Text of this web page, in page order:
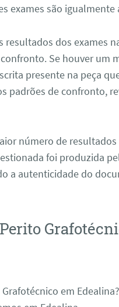
exames são igualmente
resultados dos exames
Se houver um
presente na peça
padrões de confronto,
número de resultados
foi produzida
a autenticidade do
em